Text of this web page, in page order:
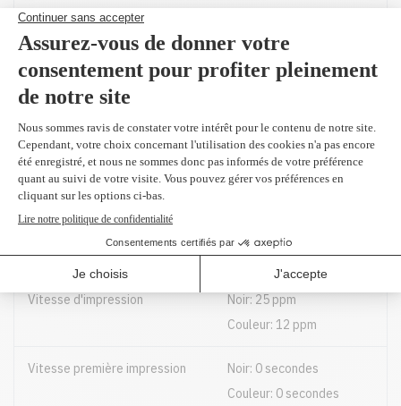
CARACTÉRISTIQUES D'IMPRESSION
CARACTÉRISTIQUES TECHNIQUES
Technologie Jet d'encre couleur
Vitesse d'impression
Noir: 25 ppm
Couleur: 12 ppm
Vitesse première impression
Noir: 0 secondes
Couleur: 0 secondes